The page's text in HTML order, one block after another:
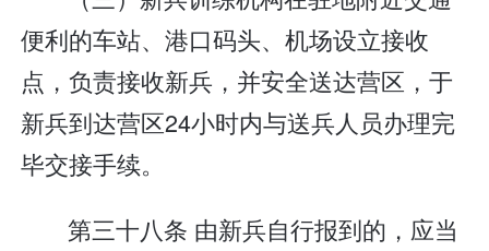
便利的车站、港口码头、机场设立接收
点，负责接收新兵，并安全送达营区，于
新兵到达营区24小时内与送兵人员办理完
毕交接手续。
第三十八条 由新兵自行报到的，应当